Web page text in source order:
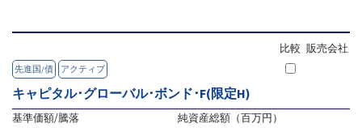
先進国/債 アクティブ
比較 販売会社
キャピタル･グローバル･ボンド･F(限定H)
基準価額/騰落 純資産総額（百万円）